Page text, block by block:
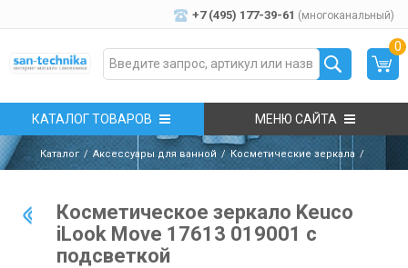
+7 (495) 177-39-61 (многоканальный)
0
КАТАЛОГ ТОВАРОВ МЕНЮ САЙТА
Каталог Аксессуары для ванной Косметические зеркала
Косметическое зеркало Keuco
iLook Move 17613 019001 с
подсветкой